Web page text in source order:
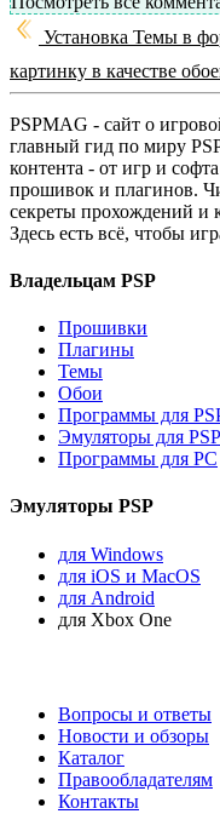
Установка Темы в
картинку в качестве
PSPMAG - cайт о
главный гид по миру
контента - от игр и
прошивок и плагинов.
секреты прохождений и
Здесь есть всё, чтобы
Владельцам PSP
Прошивки
Плагины
Темы
Обои
Программы для
Эмуляторы для PSP
Программы для PC
Эмуляторы PSP
для Windows
для iOS и MacOS
для Android
для Xbox One
Вопросы и ответы
Новости и обзоры
Каталог
Правообладателям
Контакты